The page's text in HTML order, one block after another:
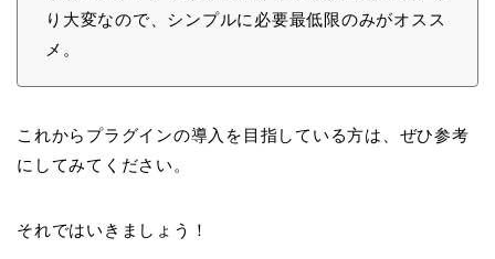
り大変なので、シンプルに必要最低限のみがオスス
メ。
これからプラグインの導入を目指している方は、ぜひ参考
にしてみてください。
それではいきましょう！